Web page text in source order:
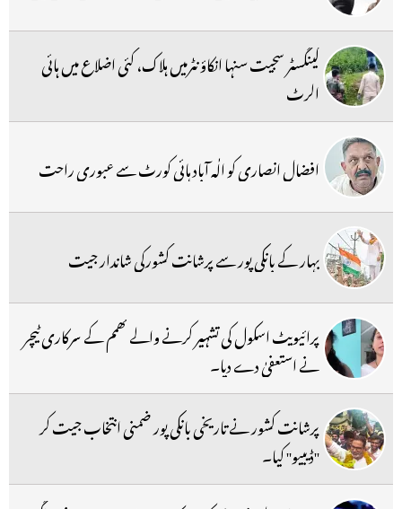
گینگسٹر سجیت سنہا انکاؤنٹرمیں ہلاک، کئی اضلاع میں ہائی
الرٹ
افضال انصاری کو الٰہ آباد ہائی کورٹ سے عبوری راحت
بہار کے بانکی پور سے پرشانت کشورکی شاندار جیت
پرائیویٹ اسکول کی تشہیر کرنے والے کھمم کے سرکاری ٹیچر
نے استعفیٰ دے دیا۔
پرشانت کشور نے تاریخی بانکی پور ضمنی انتخاب جیت کر
''ڈیبیو'' کیا۔